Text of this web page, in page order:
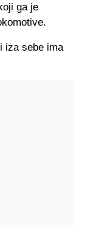
ga je
iza sebe ima